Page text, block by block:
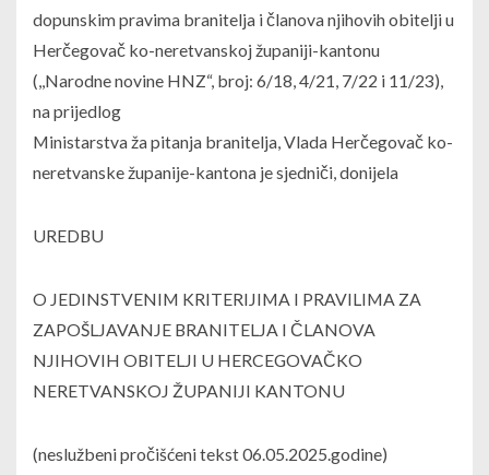
dopunskim pravima branitelja i članova njihovih obitelji u
Herčegovač ko-neretvanskoj županiji-kantonu
(,,Narodne novine HNZ“, broj: 6/18, 4/21, 7/22 i 11/23),
na prijedlog
Ministarstva ža pitanja branitelja, Vlada Herčegovač ko-
neretvanske županije-kantona je sjedniči, donijela
UREDBU
O JEDINSTVENIM KRITERIJIMA I PRAVILIMA ZA
ZAPOŠLJAVANJE BRANITELJA I ČLANOVA
NJIHOVIH OBITELJI U HERCEGOVAČKO
NERETVANSKOJ ŽUPANIJI KANTONU
(neslužbeni pročišćeni tekst 06.05.2025.godine)